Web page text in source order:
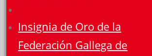
Insignia de Oro de la
Federación Gallega de